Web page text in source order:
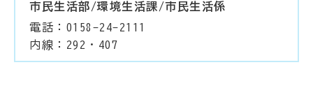
市民生活部/環境生活課/市民生活係
電話：0158-24-2111
内線：292・407